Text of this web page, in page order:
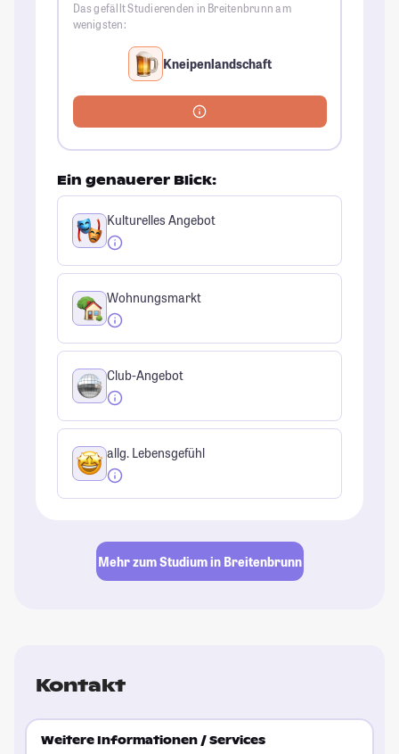
Das gefällt Studierenden in Breitenbrunn am
wenigsten:
Kneipenlandschaft
Ein genauerer Blick:
Kulturelles Angebot
Wohnungsmarkt
Club-Angebot
allg. Lebensgefühl
Mehr zum Studium in Breitenbrunn
Kontakt
Weitere Informationen / Services